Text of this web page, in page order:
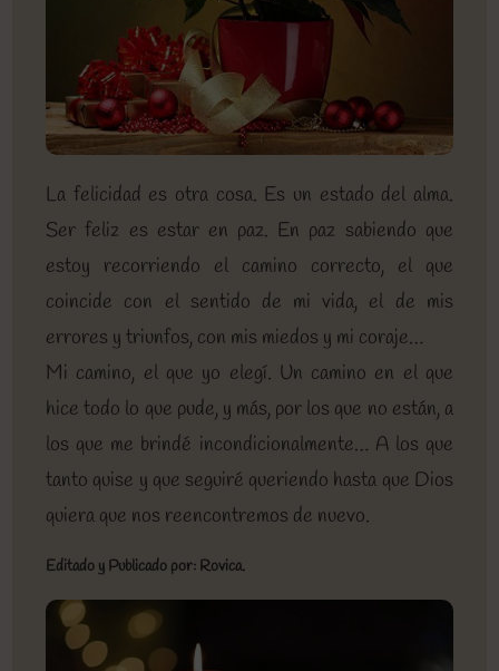
La felicidad es otra cosa. Es un estado del alma.
Ser feliz es estar en paz. En paz sabiendo que
estoy recorriendo el camino correcto, el que
coincide con el sentido de mi vida, el de mis
errores y triunfos, con mis miedos y mi coraje…
Mi camino, el que yo elegí. Un camino en el que
hice todo lo que pude, y más, por los que no están, a
los que me brindé incondicionalmente… A los que
tanto quise y que seguiré queriendo hasta que Dios
quiera que nos reencontremos de nuevo.
Editado y Publicado por: Rovica.